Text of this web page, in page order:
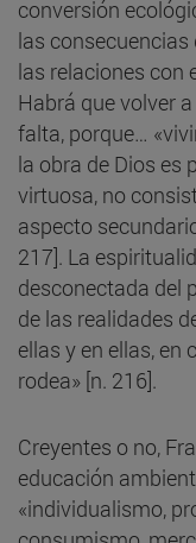
conversión
las
las relaciones con
Habrá que volver
falta, porque…
la obra de Dios es
virtuosa, no
aspecto
217]. La
desconectada del
de las realidades
ellas y en ellas, en
rodea» [n. 216].
Creyentes o no,
educación
«individualismo,